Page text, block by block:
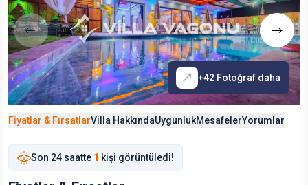
+42 Fotoğraf daha
Fiyatlar & FırsatlarVilla HakkındaUygunlukMesafelerYorumlar
Son 24 saatte 1 kişi görüntüledi!